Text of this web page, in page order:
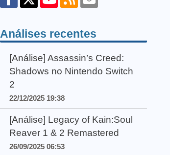
Análises recentes
[Análise] Assassin’s Creed:
Shadows no Nintendo Switch
2
22/12/2025 19:38
[Análise] Legacy of Kain:Soul
Reaver 1 & 2 Remastered
26/09/2025 06:53